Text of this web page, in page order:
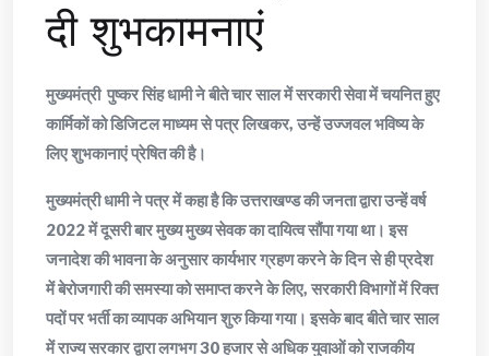
दी शुभकामनाएं
मुख्यमंत्री पुष्कर सिंह धामी ने बीते चार साल में सरकारी सेवा में चयनित हुए
कार्मिकों को डिजिटल माध्यम से पत्र लिखकर, उन्हें उज्जवल भविष्य के
लिए शुभकानाएं प्रेषित की है।
मुख्यमंत्री धामी ने पत्र में कहा है कि उत्तराखण्ड की जनता द्वारा उन्हें वर्ष
2022 में दूसरी बार मुख्य मुख्य सेवक का दायित्व सौंपा गया था। इस
जनादेश की भावना के अनुसार कार्यभार ग्रहण करने के दिन से ही प्रदेश
में बेरोजगारी की समस्या को समाप्त करने के लिए, सरकारी विभागों में रिक्त
पदों पर भर्ती का व्यापक अभियान शुरु किया गया। इसके बाद बीते चार साल
में राज्य सरकार द्वारा लगभग 30 हजार से अधिक युवाओं को राजकीय